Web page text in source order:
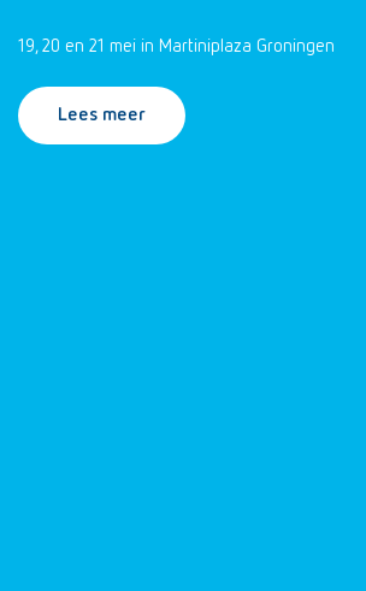
19, 20 en 21 mei in Martiniplaza Groningen
Lees meer